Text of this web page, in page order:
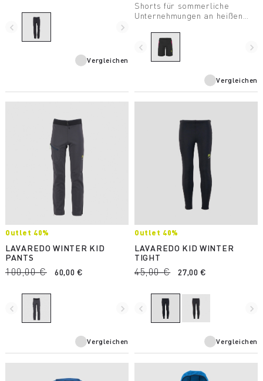
navigate_before navigate_next
Vergleichen
Shorts für sommerliche
Unternehmungen an heißen
mit DWR-Behandlung ist
wasser- und
schmutzabweisend.
navigate_before navigate_next
Vergleichen
Outlet 40%
LAVAREDO WINTER KID
PANTS
100,00 € 60,00 €
navigate_before navigate_next
Vergleichen
Outlet 40%
LAVAREDO KID WINTER
TIGHT
45,00 € 27,00 €
navigate_before navigate_next
Vergleichen